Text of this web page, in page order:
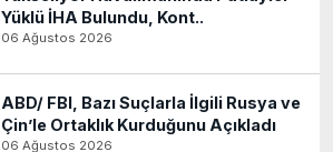
Yüklü İHA Bulundu, Kont..
06 Ağustos 2026
ABD/ FBI, Bazı Suçlarla İlgili Rusya ve
Çin’le Ortaklık Kurduğunu Açıkladı
06 Ağustos 2026